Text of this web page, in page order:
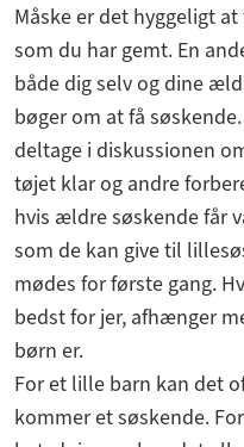
Måske er det hyggeligt
som du har gemt. En
både dig selv og dine
bøger om at få
deltage i diskussionen
tøjet klar og andre
hvis ældre søskende får
som de kan give til
mødes for første gang.
bedst for jer, afhænger
børn er.
For et lille barn kan det
kommer et søskende.